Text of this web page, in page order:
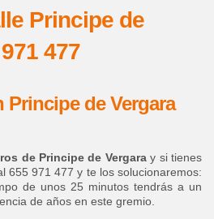
Principe de
477
Principe de Vergara
de Principe de Vergaray si tienes
655 971 477 y te los solucionaremos:
de unos 25 minutos tendrás a un
de años en este gremio.